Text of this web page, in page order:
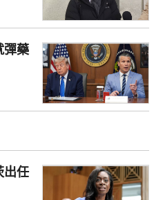
彈藥
出任